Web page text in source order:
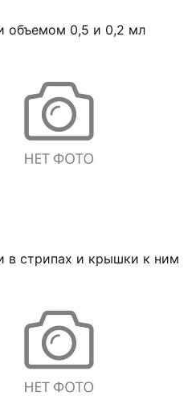
объемом 0,5 и 0,2 мл
в стрипах и крышки к ним